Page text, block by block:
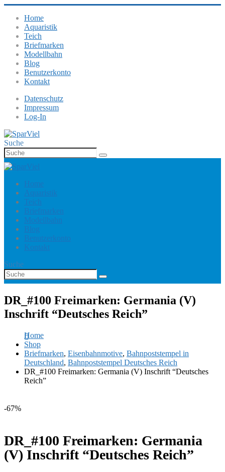
Home
Aquaristik
Teich
Briefmarken
Modellbahn
Blog
Benutzerkonto
Kontakt
Datenschutz
Impressum
Log-In
Suche
Home
Aquaristik
Teich
Briefmarken
Modellbahn
Blog
Benutzerkonto
Kontakt
Suche
DR_#100 Freimarken: Germania (V)
Inschrift “Deutsches Reich”
Home
Shop
Briefmarken, Eisenbahnmotive, Bahnpoststempel in
Deutschland, Bahnpoststempel Deutsches Reich
DR_#100 Freimarken: Germania (V) Inschrift “Deutsches
Reich”
-67%
DR_#100 Freimarken: Germania
(V) Inschrift “Deutsches Reich”